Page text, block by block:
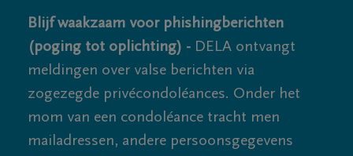
Blijf waakzaam voor phishingberichten
(poging tot oplichting) - DELA ontvangt
meldingen over valse berichten via
zogezegde privécondoléances. Onder het
mom van een condoléance tracht men
mailadressen, andere persoonsgegevens